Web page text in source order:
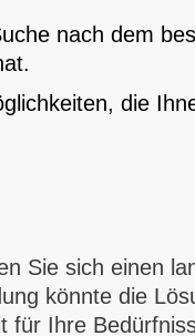
nach dem
die
Sie sich einen
könnte die
Ihre